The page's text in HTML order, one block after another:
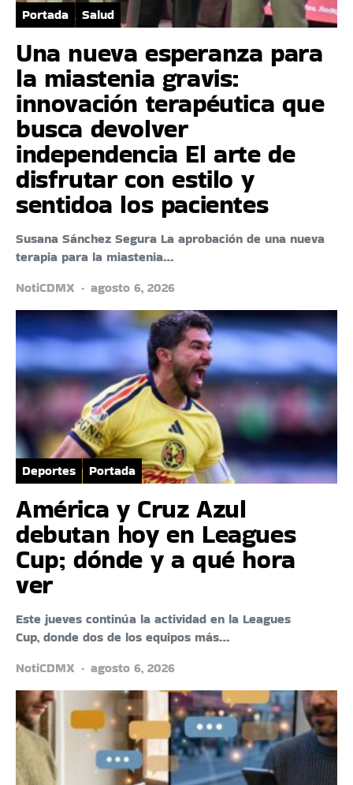
Portada Salud
Una nueva esperanza para
la miastenia gravis:
innovación terapéutica que
busca devolver
independencia El arte de
disfrutar con estilo y
sentidoa los pacientes
Susana Sánchez Segura La aprobación de una nueva
terapia para la miastenia…
NotiCDMX
agosto 6, 2026
Deportes Portada
América y Cruz Azul
debutan hoy en Leagues
Cup; dónde y a qué hora
ver
Este jueves continúa la actividad en la Leagues
Cup, donde dos de los equipos más…
NotiCDMX
agosto 6, 2026